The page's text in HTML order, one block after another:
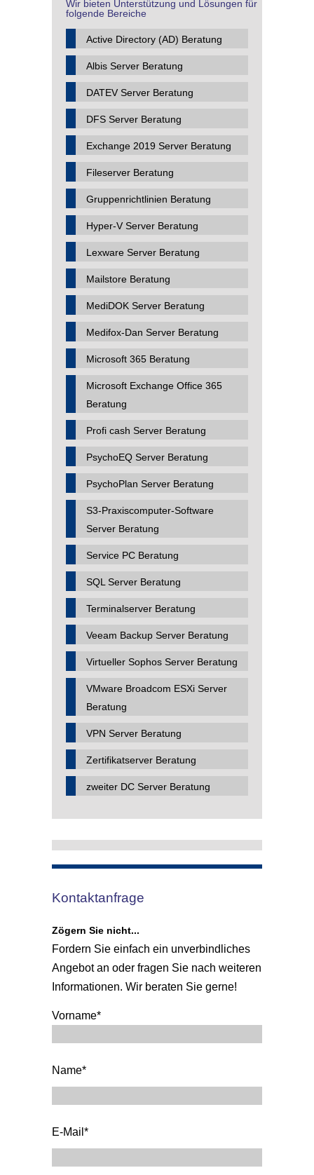
Wir bieten Unterstützung und Lösungen für
folgende Bereiche
Active Directory (AD) Beratung
Albis Server Beratung
DATEV Server Beratung
DFS Server Beratung
Exchange 2019 Server Beratung
Fileserver Beratung
Gruppenrichtlinien Beratung
Hyper-V Server Beratung
Lexware Server Beratung
Mailstore Beratung
MediDOK Server Beratung
Medifox-Dan Server Beratung
Microsoft 365 Beratung
Microsoft Exchange Office 365
Beratung
Profi cash Server Beratung
PsychoEQ Server Beratung
PsychoPlan Server Beratung
S3-Praxiscomputer-Software
Server Beratung
Service PC Beratung
SQL Server Beratung
Terminalserver Beratung
Veeam Backup Server Beratung
Virtueller Sophos Server Beratung
VMware Broadcom ESXi Server
Beratung
VPN Server Beratung
Zertifikatserver Beratung
zweiter DC Server Beratung
Kontaktanfrage
Zögern Sie nicht...
Fordern Sie einfach ein unverbindliches
Angebot an oder fragen Sie nach weiteren
Informationen. Wir beraten Sie gerne!
Vorname*
Name*
E-Mail*